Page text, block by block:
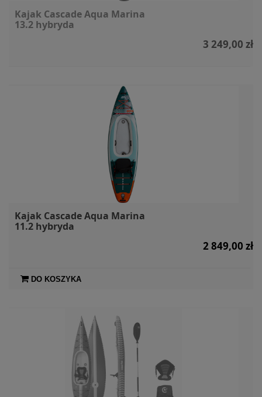
Kajak Cascade Aqua Marina
13.2 hybryda
3 249,00 zł
Kajak Cascade Aqua Marina
11.2 hybryda
2 849,00 zł
DO KOSZYKA